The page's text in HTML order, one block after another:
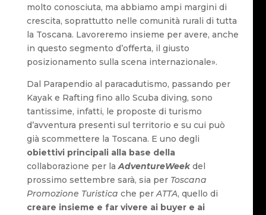
molto conosciuta, ma abbiamo ampi margini di
crescita, soprattutto nelle comunità rurali di tutta
la Toscana. Lavoreremo insieme per avere, anche
in questo segmento d’offerta, il giusto
posizionamento sulla scena internazionale».
Dal Parapendio al paracadutismo, passando per
Kayak e Rafting fino allo Scuba diving, sono
tantissime, infatti, le proposte di turismo
d’avventura presenti sul territorio e su cui può
già scommettere la Toscana. E uno degli
obiettivi principali alla base della
collaborazione per laAdventureWeek del
prossimo settembre sarà, sia per Toscana
Promozione Turistica che perATTA, quello di
creare insieme e far vivere ai buyer e ai